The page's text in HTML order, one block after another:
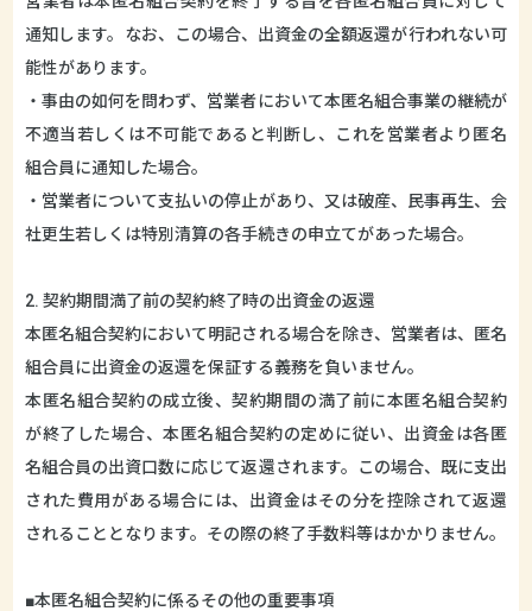
通知します。なお、この場合、出資金の全額返還が行われない可
能性があります。
・事由の如何を問わず、営業者において本匿名組合事業の継続が
不適当若しくは不可能であると判断し、これを営業者より匿名
組合員に通知した場合。
・営業者について支払いの停止があり、又は破産、民事再生、会
社更生若しくは特別清算の各手続きの申立てがあった場合。
2. 契約期間満了前の契約終了時の出資金の返還
本匿名組合契約において明記される場合を除き、営業者は、匿名
組合員に出資金の返還を保証する義務を負いません。
本匿名組合契約の成立後、契約期間の満了前に本匿名組合契約
が終了した場合、本匿名組合契約の定めに従い、出資金は各匿
名組合員の出資口数に応じて返還されます。この場合、既に支出
された費用がある場合には、出資金はその分を控除されて返還
されることとなります。その際の終了手数料等はかかりません。
■本匿名組合契約に係るその他の重要事項